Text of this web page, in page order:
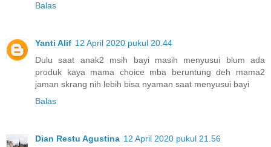
Balas
Yanti Alif 12 April 2020 pukul 20.44
Dulu saat anak2 msih bayi masih menyusui blum ada
produk kaya mama choice mba beruntung deh mama2
jaman skrang nih lebih bisa nyaman saat menyusui bayi
Balas
Dian Restu Agustina 12 April 2020 pukul 21.56